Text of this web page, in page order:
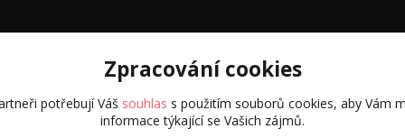
Zpracování cookies
potřebují Váš souhlas s použitím souborů cookies, aby Vám
informace týkající se Vašich zájmů.